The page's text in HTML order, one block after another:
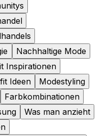
Nachhaltige Mode
Inspirationen
Ideen
Modestyling
Farbkombinationen
Was man anzieht